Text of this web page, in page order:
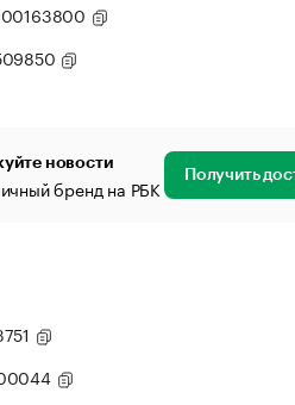
новости
бренд на РБК Получить